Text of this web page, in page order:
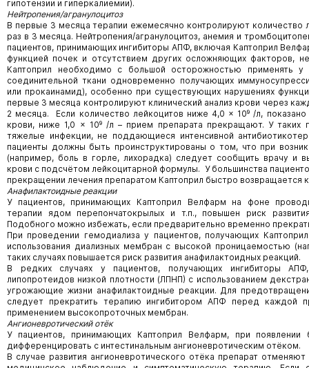
гипотензии и гиперкалиемии).
Нейтропения/агранулоцитоз
В первые 3 месяца терапии ежемесячно контролируют количество
раз в 3 месяца. Нейтропения/агранулоцитоз, анемия и
пациентов, принимающих ингибиторы АПФ, включая Каптоприл
функцией почек и отсутствием других осложняющих факторов,
Каптоприл необходимо с большой осторожностью применять у
соединительной ткани одновременно получающих
или прокаинамид), особенно при существующих нарушениях
первые 3 месяца контролируют клинический анализ крови через
2 месяца. Если количество лейкоцитов ниже 4,0 × 10⁹ /л,
крови, ниже 1,0 × 10⁹ /л – прием препарата прекращают. У таких
тяжелые инфекции, не поддающиеся интенсивной
пациенты должны быть проинструктированы о том, что при
(например, боль в горле, лихорадка) следует сообщить врачу и
крови с подсчётом лейкоцитарной формулы. У большинства
прекращении лечения препаратом Каптоприл быстро возвращается
Анафилактоидные реакции
У пациентов, принимающих Каптоприл Велфарм на фоне
терапии ядом перепончатокрылых и т.п., повышен риск
Подобного можно избежать, если предварительно временно
При проведении гемодиализа у пациентов, получающих
использования диализных мембран с высокой проницаемостью
таких случаях повышается риск развития анафилактоидных реакций.
В редких случаях у пациентов, получающих ингибиторы
липопротеидов низкой плотности (ЛПНП) с использованием
угрожающие жизни анафилактоидные реакции. Для
следует прекратить терапию ингибитором АПФ перед каждой
применением высокопроточных мембран.
Ангионевротический отёк
У пациентов, принимающих Каптоприл Велфарм, при
дифференцировать с интестинальным ангионевротическим отёком.
В случае развития ангионевротического отёка препарат